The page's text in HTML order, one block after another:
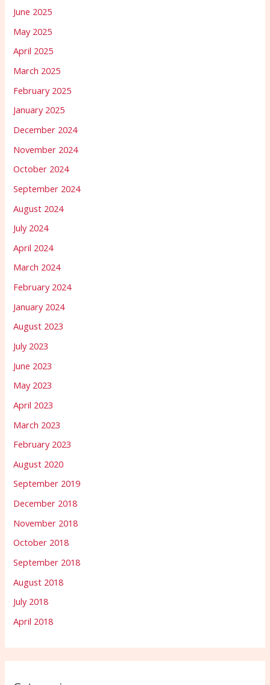
June 2025
May 2025
April 2025
March 2025
February 2025
January 2025
December 2024
November 2024
October 2024
September 2024
August 2024
July 2024
April 2024
March 2024
February 2024
January 2024
August 2023
July 2023
June 2023
May 2023
April 2023
March 2023
February 2023
August 2020
September 2019
December 2018
November 2018
October 2018
September 2018
August 2018
July 2018
April 2018